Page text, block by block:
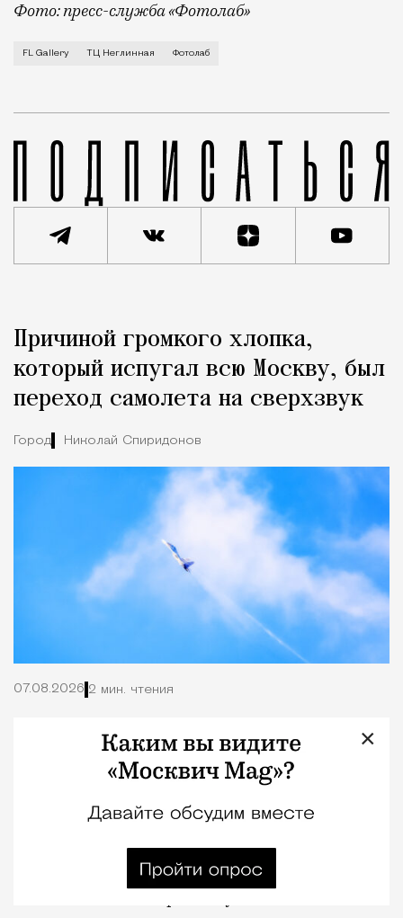
Фото: пресс-служба «Фотолаб»
Для московских фотографов «Фотолаб» место
FL Gallery ТЦ Неглинная Фотолаб
Город
Причиной громкого хлопка,
который испугал всю Москву, был
переход самолета на сверхзвук
Город Николай Спиридонов
07.08.2026 2 мин. чтения
волна сообщений о загадочном громком
хлопке. Москвичи массово начали писать в
соцсетях о звуке, который одновременно
услышали в разных районах города — от
Патриарших и Маяковки до Солнцево, Чертаново и
Люблино. Что-то похожее на взрыв слышали и в
×